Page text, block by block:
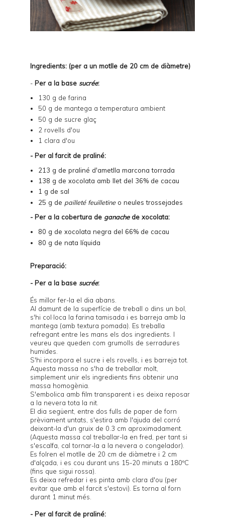
Ingredients: (per a un motlle de 20 cm de diàmetre)
- Per a la base sucrée:
130 g de farina
50 g de mantega a temperatura ambient
50 g de sucre glaç
2 rovells d'ou
1 clara d'ou
- Per al farcit de praliné:
213 g de praliné d'ametlla marcona torrada
138 g de xocolata amb llet del 36% de cacau
1 g de sal
25 g de pailleté feuilletineo neules trossejades
- Per a la cobertura de ganachede xocolata:
80 g de xocolata negra del 66% de cacau
80 g de nata líquida
Preparació:
- Per a la base sucrée:
És millor fer-la el dia abans.
Al damunt de la superfície de treball o dins un bol,
s'hi col·loca la farina tamisada i es barreja amb la
mantega (amb textura pomada). Es treballa
refregant entre les mans els dos ingredients. I
veureu que queden com grumolls de serradures
humides.
S'hi incorpora el sucre i els rovells, i es barreja tot.
Aquesta massa no s'ha de treballar molt,
simplement unir els ingredients fins obtenir una
massa homogènia.
S'embolica amb film transparent i es deixa reposar
a la nevera tota la nit.
El dia següent, entre dos fulls de paper de forn
prèviament untats, s'estira amb l'ajuda del corró
deixant-la d'un gruix de 0.3 cm aproximadament.
(Aquesta massa cal treballar-la en fred, per tant si
s'escalfa, cal tornar-la a la nevera o congelador).
Es folren el motlle de 20 cm de diàmetre i 2 cm
d'alçada, i es cou durant uns 15-20 minuts a 180ºC
(fins que sigui rossa).
Es deixa refredar i es pinta amb clara d'ou (per
evitar que amb el farcit s'estovi). Es torna al forn
durant 1 minut més.
- Per al farcit de praliné: